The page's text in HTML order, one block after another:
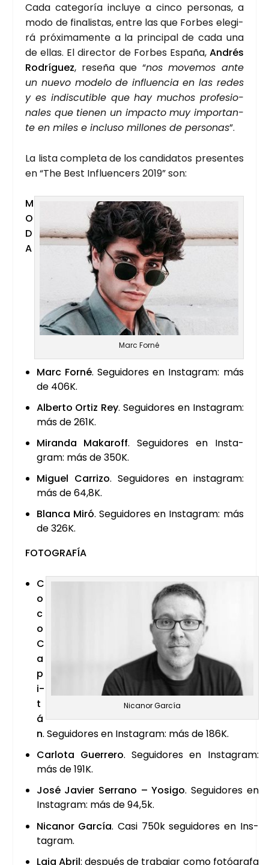
Cada cate­go­ría inclu­ye a cin­co per­so­nas, a
modo de fina­lis­tas, entre las que For­bes ele­gi­
rá pró­xi­ma­men­te a la prin­ci­pal de cada una
de ellas. El direc­tor de For­bes Espa­ña, Andrés
Rodrí­guez, rese­ña que “nos move­mos ante
un nue­vo mode­lo de influen­cia en las redes
y es indis­cu­ti­ble que hay muchos pro­fe­sio­
na­les que tie­nen un impac­to muy impor­tan­
te en miles e inclu­so millo­nes de per­so­nas”.
La lis­ta com­ple­ta de los can­di­da­tos pre­sen­tes
en “The Best Influen­cers 2019” son:
Marc For­né
M
O
D
A
Marc For­né. Segui­do­res en Ins­ta­gram: más
de 406K.
Alber­to Ortiz Rey. Segui­do­res en Ins­ta­gram:
más de 261K.
Miran­da Maka­roff. Segui­do­res en Ins­ta­
gram: más de 350K.
Miguel Carri­zo. Segui­do­res en ins­ta­gram:
más de 64,8K.
Blan­ca Miró. Segui­do­res en Ins­ta­gram: más
de 326K.
FOTO­GRA­FÍA
Nica­nor Gar­cía
C
o
c
o
C
a
p
i­
t
á
n. Segui­do­res en Ins­ta­gram: más de 186K.
Car­lo­ta Gue­rre­ro. Segui­do­res en Ins­ta­gram:
más de 191K.
José Javier Serrano – Yosi­go. Segui­do­res en
Ins­ta­gram: más de 94,5k.
Nica­nor Gar­cía. Casi 750k segui­do­res en Ins­
ta­gram.
Laia Abril: des­pués de tra­ba­jar como fotó­gra­fa